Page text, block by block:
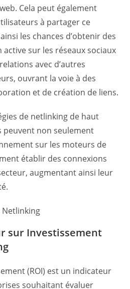
Cela peut également
à partager ce
les chances d’obtenir des
active sur les réseaux sociaux
avec d’autres
ouvrant la voie à des
et de création de liens.
de netlinking de haut
peuvent non seulement
sur les moteurs de
établir des connexions
augmentant ainsi leur
sur Investissement
(ROI) est un indicateur
souhaitant évaluer